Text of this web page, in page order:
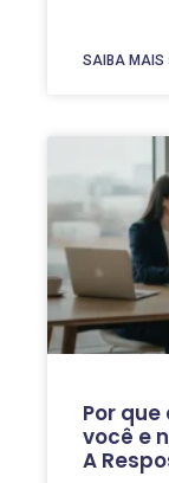
SAIBA MAIS
Por
você e
A